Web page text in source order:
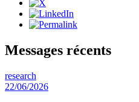
Messages récents
research
22/06/2026